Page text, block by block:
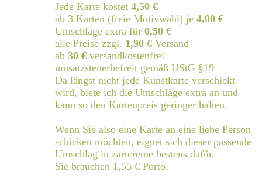
Jede Karte kostet4,50 €
ab 3 Karten (freie Motivwahl) je4,00 €
Umschläge extra für0,50 €
alle Preise zzgl. 1,90 € Versand
ab30 € versandkostenfrei
umsatzsteuerbefreit gemäß UStG §19
Da längst nicht jede Kunstkarte verschickt
wird, biete ich die Umschläge extra an und
kann so den Kartenpreis geringer halten.
Wenn Sie also eine Karte an eine liebe Person
schicken möchten, eignet sich dieser passende
Umschlag in zartcreme bestens dafür.
Sie brauchen 1,55 € Porto.